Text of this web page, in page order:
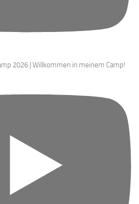
2026 | Willkommen in meinem Camp!